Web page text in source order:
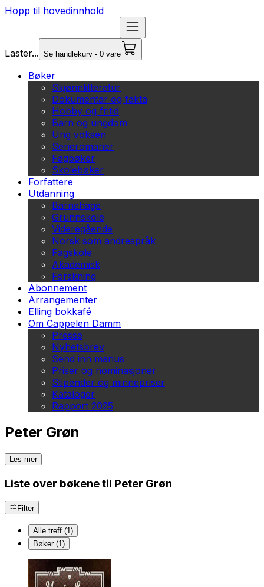
Hopp til hovedinnhold
Laster... Se handlekurv - 0 vare
Bøker
Skjønnlitteratur
Dokumentar og fakta
Hobby og fritid
Barn og ungdom
Ung voksen
Serieromaner
Fagbøker
Skolebøker
Forfattere
Utdanning
Barnehage
Grunnskole
Videregående
Norsk som andrespråk
Fagskole
Akademisk
Forskning
Abonnement
Arrangementer
Elling bokkafé
Om Cappelen Damm
Presse
Nyhetsbrev
Send inn manus
Priser og nominasjoner
Stipender og minnepriser
Kataloger
Rapport 2025
Peter Grøn
Les mer
Liste over bøkene til Peter Grøn
Filter
Alle treff (1)
Bøker (1)